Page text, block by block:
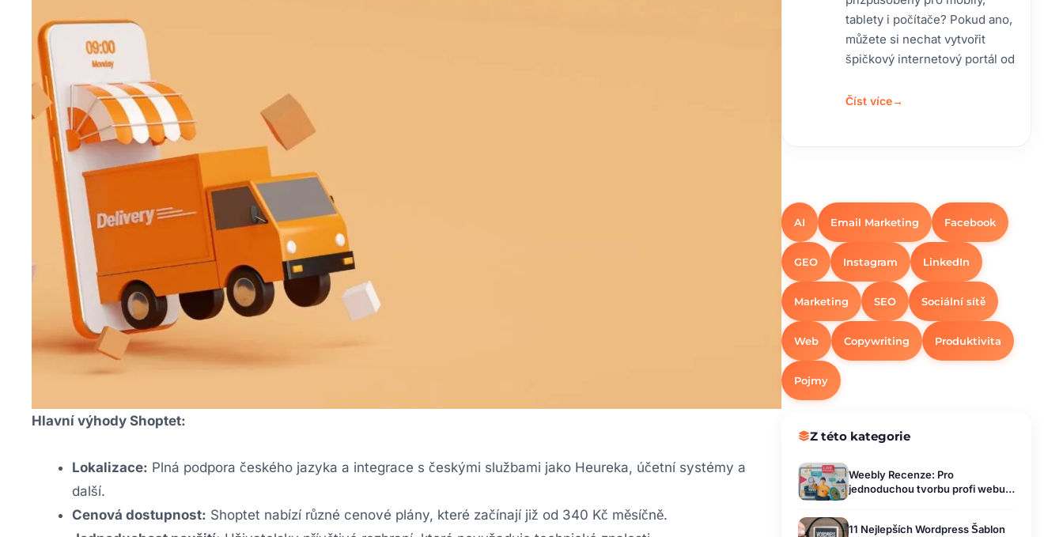
Hlavní výhody Shoptet:
Lokalizace: Plná podpora českého jazyka a integrace s českými službami jako Heureka, účetní systémy a
další.
Cenová dostupnost: Shoptet nabízí různé cenové plány, které začínají již od 340 Kč měsíčně.
tablety i počítače? Pokud ano,
můžete si nechat vytvořit
špičkový internetový portál od
Číst více→
AI Email Marketing Facebook
GEO Instagram LinkedIn
Marketing SEO Sociální sítě
Web Copywriting Produktivita
Pojmy
Z této kategorie
Weebly Recenze: Pro
jednoduchou tvorbu profi webu i
11 Nejlepších Wordpress Šablon